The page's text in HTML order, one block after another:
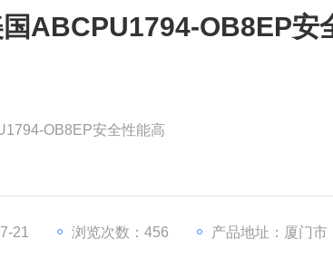
ABCPU1794-OB8EP安
OB8EP安全性能高
串口通信，可独立或同时控制多路继电器
21 浏览次数：456 产品地址：厦门市